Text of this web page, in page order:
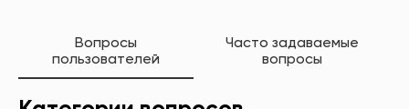
Вопросы
пользователей
Часто задаваемые
вопросы